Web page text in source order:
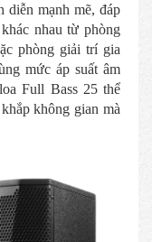
diễn mạnh mẽ, đáp
nhau từ phòng
phòng giải trí gia
mức áp suất âm
Full Bass 25 thể
không gian mà